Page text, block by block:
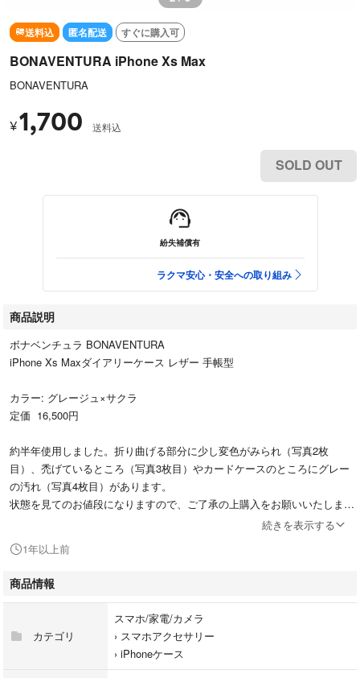
送料込 匿名配送 すぐに購入可
BONAVENTURA iPhone Xs Max
BONAVENTURA
¥1,700 送料込
SOLD OUT
紛失補償有
ラクマ安心・安全への取り組み
商品説明
ボナベンチュラ BONAVENTURA
iPhone Xs Maxダイアリーケース レザー 手帳型
カラー: グレージュ×サクラ
定価 16,500円
約半年使用しました。折り曲げる部分に少し変色がみられ（写真2枚
目）、禿げているところ（写真3枚目）やカードケースのところにグレー
の汚れ（写真4枚目）があります。
状態を見てのお値段になりますので、ご了承の上購入をお願いいたしま
続きを表示する
1年以上前
商品情報
カテゴリ
スマホ/家電/カメラ
› スマホアクセサリー
› iPhoneケース